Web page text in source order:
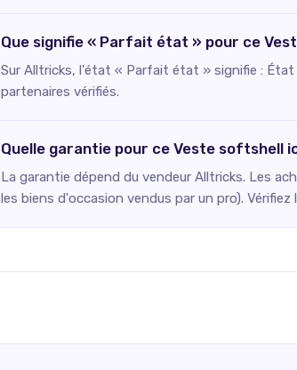
Que signifie « Parfait état » pour ce
Sur Alltricks, l'état « Parfait état » signifie :
partenaires vérifiés.
Quelle garantie pour ce Veste softshell
La garantie dépend du vendeur Alltricks. Les
les biens d'occasion vendus par un pro).